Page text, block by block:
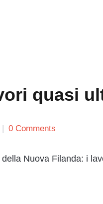
quasi
0 Comments
Nuova Filanda: i